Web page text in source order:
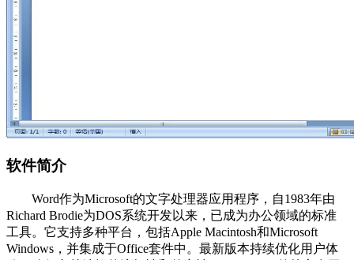
软件简介
Word作为Microsoft的文字处理器应用程序，自1983年由
Richard Brodie为DOS系统开发以来，已成为办公领域的标准
工具。它支持多种平台，包括Apple Macintosh和Microsoft
Windows，并集成于Office套件中。最新版本持续优化用户体